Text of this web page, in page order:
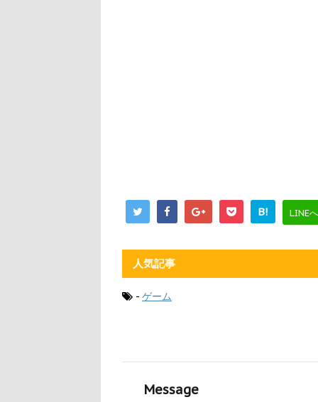
B! LINE
人気記事
- ゲーム
Message